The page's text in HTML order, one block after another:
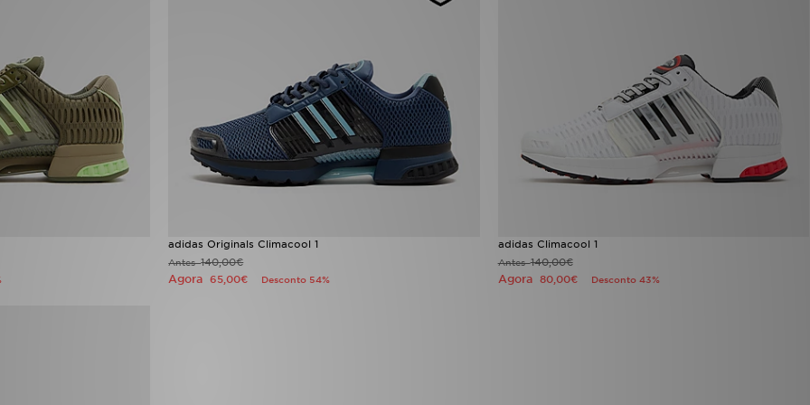
adidas Originals Climacool 1
Antes140,00€
Agora65,00€ Desconto 54%
adidas Climacool 1
Antes140,00€
Agora 80,00€ Desconto 43%